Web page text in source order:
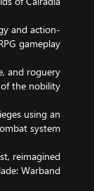
and action-
and roguery
using an
reimagined
Warband.